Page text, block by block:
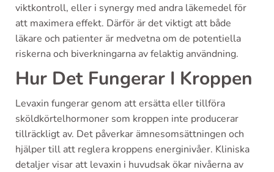
viktkontroll, eller i synergy med andra läkemedel för
att maximera effekt. Därför är det viktigt att både
läkare och patienter är medvetna om de potentiella
riskerna och biverkningarna av felaktig användning.
Hur Det Fungerar I Kroppen
Levaxin fungerar genom att ersätta eller tillföra
sköldkörtelhormoner som kroppen inte producerar
tillräckligt av. Det påverkar ämnesomsättningen och
hjälper till att reglera kroppens energinivåer. Kliniska
detaljer visar att levaxin i huvudsak ökar nivåerna av